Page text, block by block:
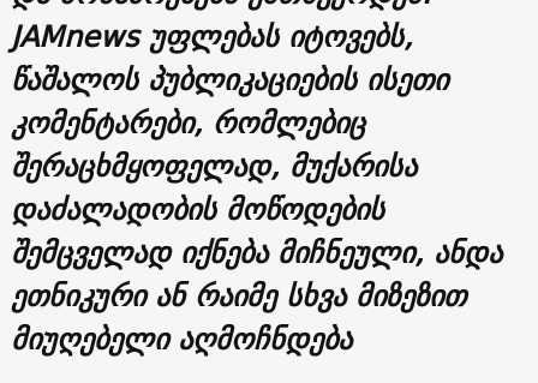
JAMnews უფლებას იტოვებს,
წაშალოს პუბლიკაციების ისეთი
კომენტარები, რომლებიც
შერაცხმყოფელად, მუქარისა
დაძალადობის მოწოდების
შემცველად იქნება მიჩნეული, ანდა
ეთნიკური ან რაიმე სხვა მიზეზით
მიუღებელი აღმოჩნდება